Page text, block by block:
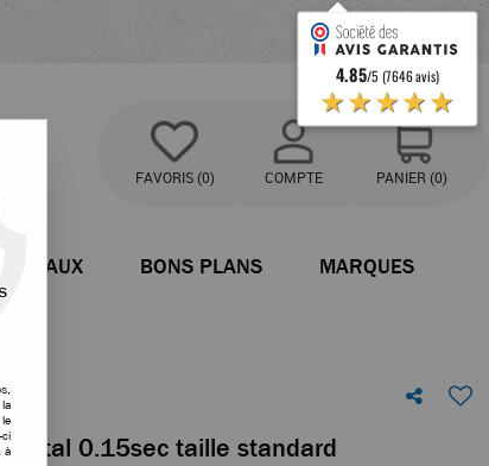
FAVORIS (0) COMPTE PANIER (0)
BATEAUX BONS PLANS MARQUES
0.15sec taille standard
ci
à
4.85/5 (7646 avis)
★★★★★